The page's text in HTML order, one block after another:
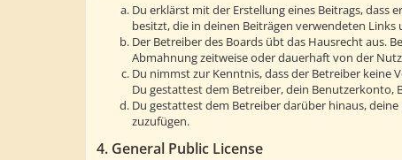
Du erklärst mit der Erstellung eines Beitrags, dass
besitzt, die in deinen Beiträgen verwendeten Links
Der Betreiber des Boards übt das Hausrecht aus.
Abmahnung zeitweise oder dauerhaft von der
Du nimmst zur Kenntnis, dass der Betreiber
Du gestattest dem Betreiber, dein Benutzerkonto,
Du gestattest dem Betreiber darüber hinaus,
zuzufügen.
4. General Public License